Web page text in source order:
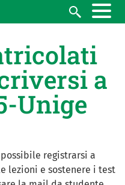
Search
a
Unige
registrarsi a
lezioni e sostenere i test